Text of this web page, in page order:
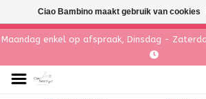
Maandag enkel op afspraak, Dinsdag -
Ciao Bambino maakt gebruik van cookies